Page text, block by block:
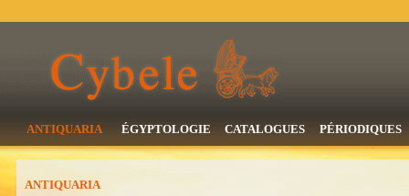
ANTIQUARIA ÉGYPTOLOGIE CATALOGUES PÉRIODIQUES
ANTIQUARIA